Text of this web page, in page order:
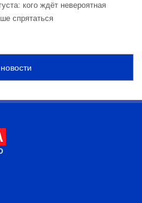
кого ждёт невероятная
спрятаться